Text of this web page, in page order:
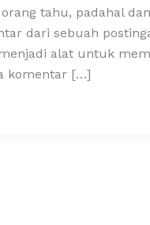
tahu, padahal
dari sebuah
alat untuk
komentar […]